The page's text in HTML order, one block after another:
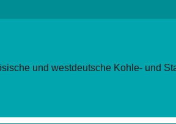
und westdeutsche Kohle- und
und ein vereintes Europa bildet.